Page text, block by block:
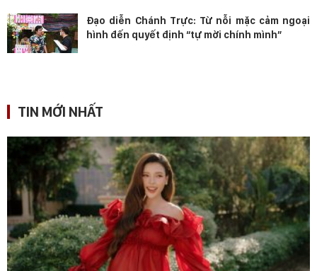
Đạo diễn Chánh Trực: Từ nỗi mặc cảm ngoại
hình đến quyết định “tự mời chính mình”
TIN MỚI NHẤT